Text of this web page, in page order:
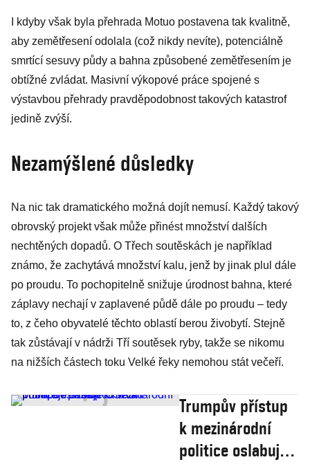
I kdyby však byla přehrada Motuo postavena tak kvalitně,
aby zemětřesení odolala (což nikdy nevíte), potenciálně
smrtící sesuvy půdy a bahna způsobené zemětřesením je
obtížné zvládat. Masivní výkopové práce spojené s
výstavbou přehrady pravděpodobnost takových katastrof
jedině zvýší.
Nezamýšlené důsledky
Na nic tak dramatického možná dojít nemusí. Každý takový
obrovský projekt však může přinést množství dalších
nechtěných dopadů. O Třech soutěskách je například
známo, že zachytává množství kalu, jenž by jinak plul dále
po proudu. To pochopitelně snižuje úrodnost bahna, které
záplavy nechají v zaplavené půdě dále po proudu – tedy
to, z čeho obyvatelé těchto oblastí berou živobytí. Stejně
tak zůstávají v nádrži Tří soutěsek ryby, takže se nikomu
na nižších částech toku Velké řeky nemohou stát večeří.
Trumpův přístup
k mezinárodní
politice oslabuje